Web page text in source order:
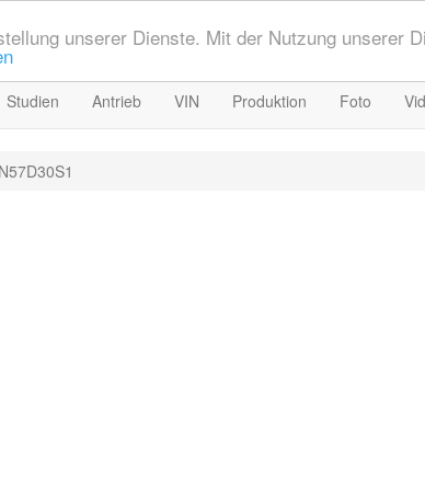
unserer Dienste. Mit der Nutzung unserer
Studien Antrieb VIN Produktion Foto
N57D30S1